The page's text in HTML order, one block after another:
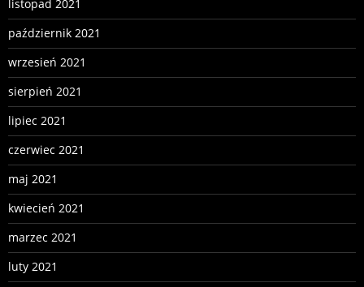
listopad 2021
październik 2021
wrzesień 2021
sierpień 2021
lipiec 2021
czerwiec 2021
maj 2021
kwiecień 2021
marzec 2021
luty 2021